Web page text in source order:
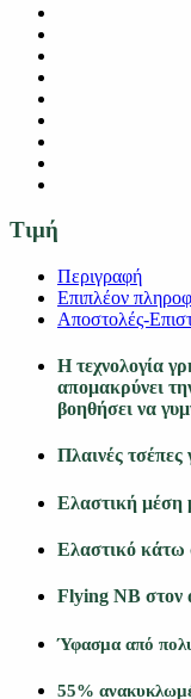
Τιμή
Περιγραφή
Επιπλέον
Αποστολές-
Η τεχνολογία
απομακρύνει
βοηθήσει να
Πλαινές τσέπες
Ελαστική μέση
Ελαστικό κάτω
Flying NB στον
Ύφασμα από
55%